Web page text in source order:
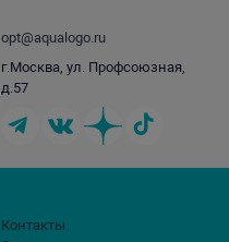
Контакты
opt@aqualogo.ru
г.Москва, ул. Профсоюзная,
д.57